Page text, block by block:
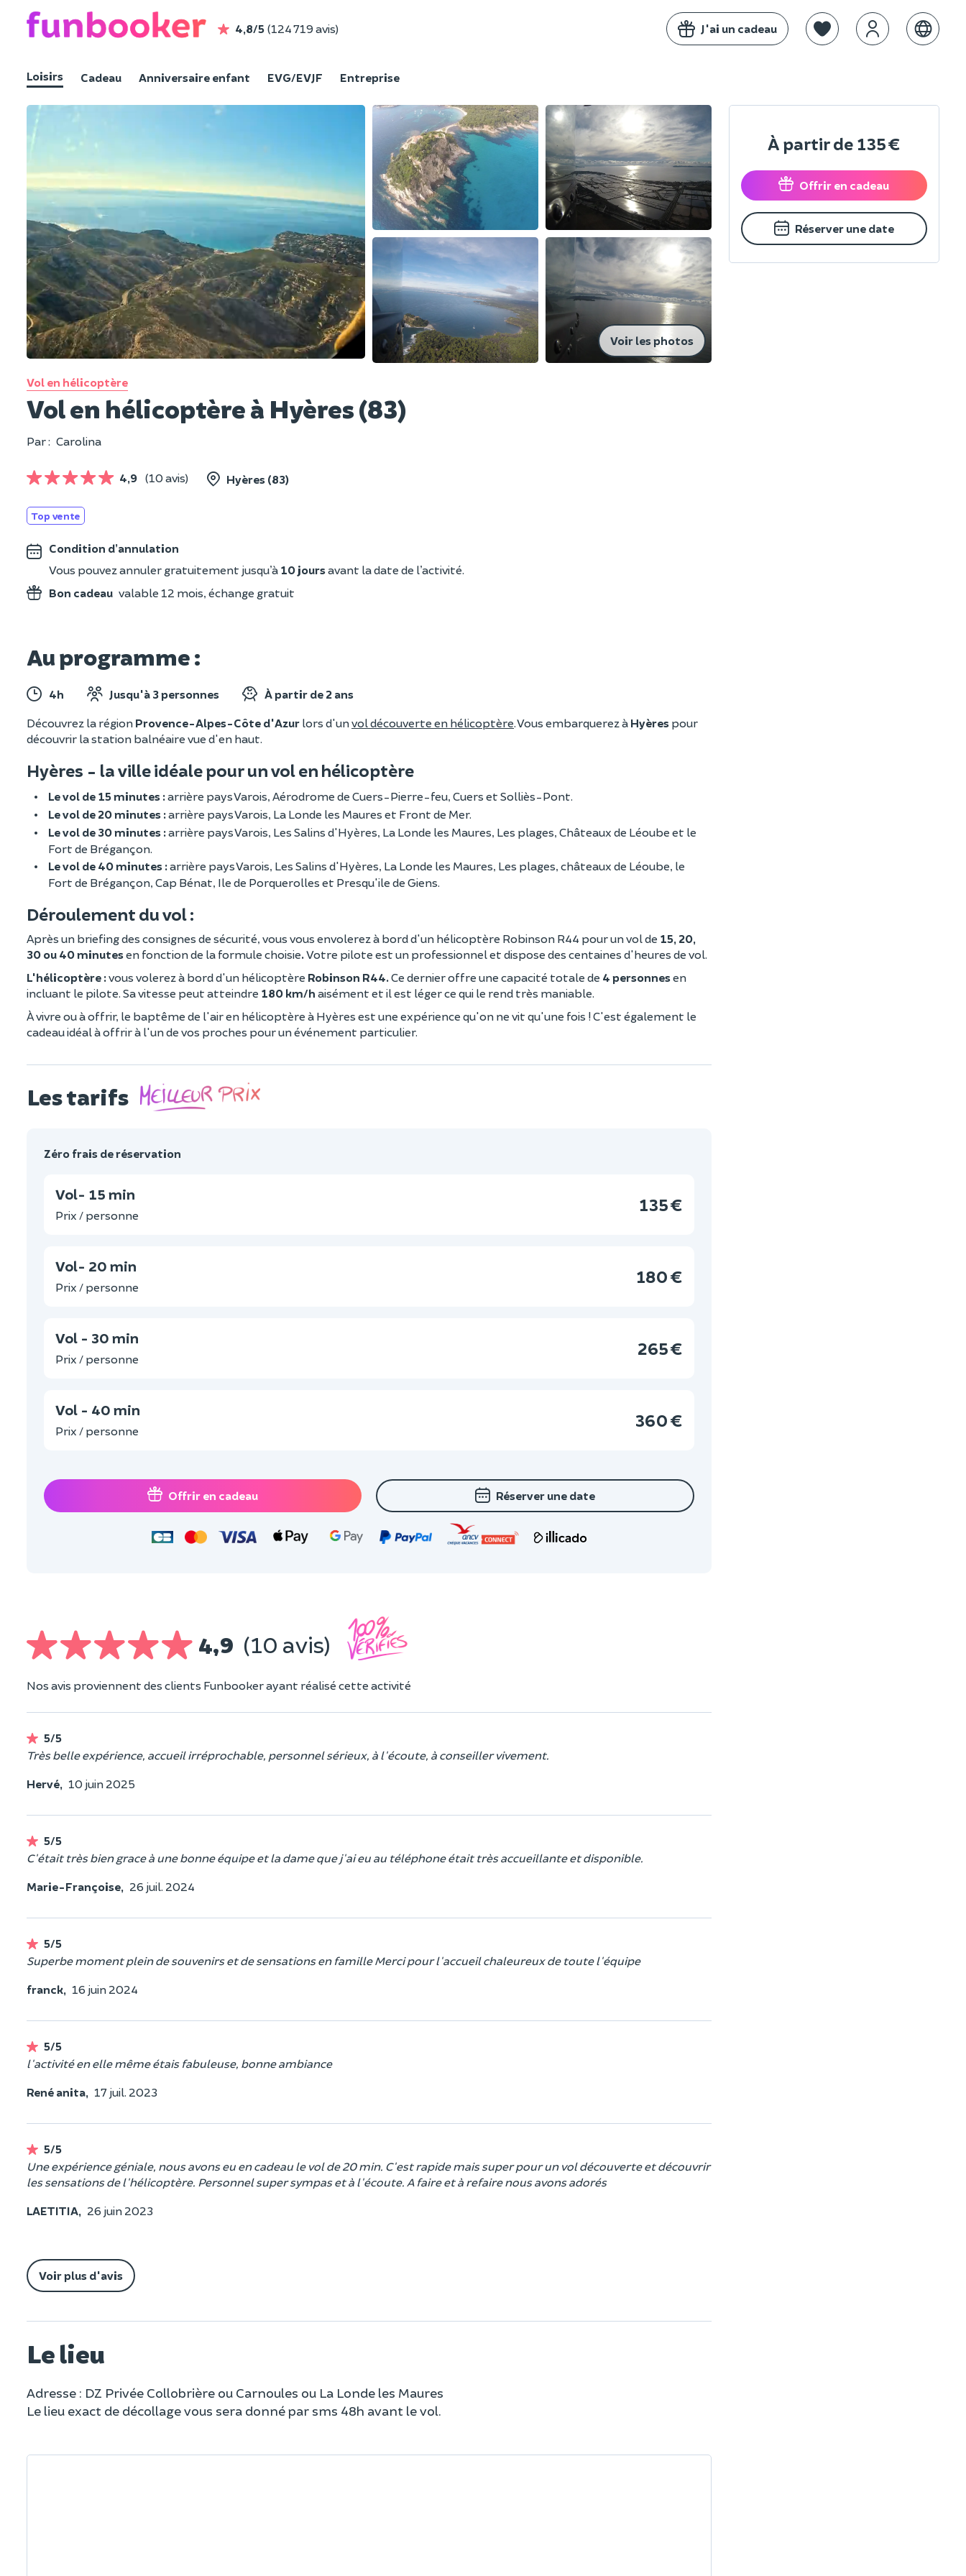
4,8/5 (124 719 avis) J'ai un cadeau
Loisirs Cadeau Anniversaire enfant EVG/EVJF Entreprise
Voir les photos
Vol en hélicoptère
Vol en hélicoptère à Hyères (83)
Par : Carolina
4,9 (10 avis) Hyères (83)
Top vente
Condition d’annulation
Vous pouvez annuler gratuitement jusqu’à 10 joursavant la date de l’activité.
Bon cadeau valable 12 mois, échange gratuit
Au programme :
4h Jusqu'à 3 personnes À partir de 2 ans
Découvrez la région Provence-Alpes-Côte d'Azur lors d'unvol découverte en hélicoptère . Vous embarquerez à Hyères pour
découvrir la station balnéaire vue d'en haut.
Hyères - la ville idéale pour un vol en hélicoptère
Le vol de 15 minutes :arrière pays Varois, Aérodrome de Cuers-Pierre-feu, Cuers et Solliès-Pont.
Le vol de 20 minutes :arrière pays Varois, La Londe les Maures et Front de Mer.
Le vol de 30 minutes :arrière pays Varois, Les Salins d'Hyères, La Londe les Maures, Les plages, Châteaux de Léoube et le
Fort de Brégançon.
Le vol de 40 minutes :arrière pays Varois, Les Salins d'Hyères, La Londe les Maures, Les plages, châteaux de Léoube, le
Fort de Brégançon, Cap Bénat, Ile de Porquerolles et Presqu'ile de Giens.
Déroulement du vol :
Après un briefing des consignes de sécurité, vous vous envolerez à bord d'un hélicoptère Robinson R44 pour un vol de 15, 20,
30 ou 40 minutesen fonction de la formule choisie. Votre pilote est un professionnel et dispose des centaines d'heures de vol.
L'hélicoptère :vous volerez à bord d'un hélicoptère Robinson R44. Ce dernieroffre une capacité totale de 4 personnesen
incluant le pilote. Sa vitesse peut atteindre 180 km/h aisément et il est léger ce qui le rend très maniable.
À vivre ou à offrir, le baptême de l'air en hélicoptère à Hyères est une expérience qu'on ne vit qu'une fois ! C'est également le
cadeau idéal à offrir à l'un de vos proches pour un événement particulier.
Les tarifs
Zéro frais de réservation
Vol- 15 min
Prix / personne
135 €
Vol- 20 min
Prix / personne
180 €
Vol - 30 min
Prix / personne
265 €
Vol - 40 min
Prix / personne
360 €
Offrir en cadeau Réserver une date
4,9 (10 avis)
Nos avis proviennent des clients Funbooker ayant réalisé cette activité
5/5
Très belle expérience, accueil irréprochable, personnel sérieux, à l'écoute, à conseiller vivement.
Hervé, 10 juin 2025
5/5
C'était très bien grace à une bonne équipe et la dame que j'ai eu au téléphone était très accueillante et disponible.
Marie-Françoise, 26 juil. 2024
5/5
Superbe moment plein de souvenirs et de sensations en famille Merci pour l'accueil chaleureux de toute l'équipe
franck, 16 juin 2024
5/5
l'activité en elle même étais fabuleuse, bonne ambiance
René anita, 17 juil. 2023
5/5
Une expérience géniale, nous avons eu en cadeau le vol de 20 min. C'est rapide mais super pour un vol découverte et découvrir
les sensations de l'hélicoptère. Personnel super sympas et à l'écoute. A faire et à refaire nous avons adorés
LAETITIA, 26 juin 2023
Voir plus d'avis
Le lieu
Adresse : DZ Privée Collobrière ou Carnoules ou La Londe les Maures
Le lieu exact de décollage vous sera donné par sms 48h avant le vol.
À partir de 135 €
Offrir en cadeau
Réserver une date